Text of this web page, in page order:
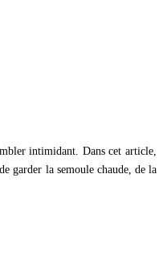
intimidant. Dans cet article,
garder la semoule chaude, de la